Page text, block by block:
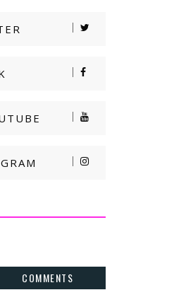
COMMENTS